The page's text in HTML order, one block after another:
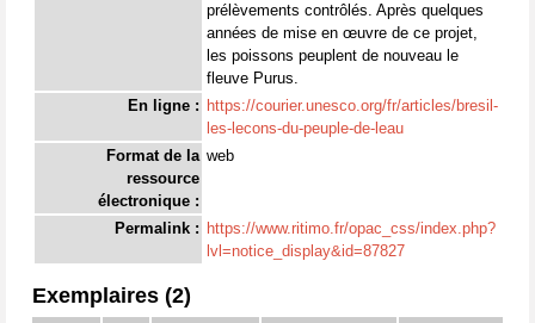
prélèvements contrôlés. Après quelques
années de mise en œuvre de ce projet,
les poissons peuplent de nouveau le
fleuve Purus.
En ligne : https://courier.unesco.org/fr/articles/bresil-
les-lecons-du-peuple-de-leau
Format de la
ressource
électronique :
web
Permalink : https://www.ritimo.fr/opac_css/index.php?
lvl=notice_display&id=87827
Exemplaires (2)